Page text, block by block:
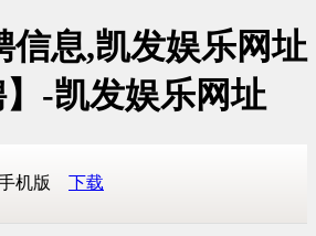
信息,凯发娱乐网址
-凯发娱乐网址
机版 下载